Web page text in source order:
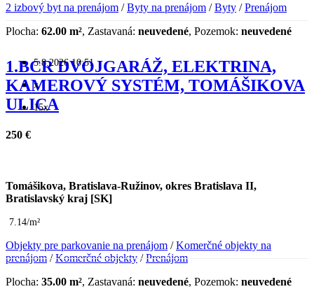
2 izbový byt na prenájom /Byty na prenájom /Byty /Prenájom
Plocha: 62.00 m², Zastavaná: neuvedené, Pozemok: neuvedené
5.8.2026 10:51
x
15x
1.BCR DVOJGARÁŽ, ELEKTRINA,
KAMEROVÝ SYSTÉM, TOMÁŠIKOVA
ULICA
250 €
Tomášikova, Bratislava-Ružinov, okres Bratislava II,
Bratislavský kraj [SK]
7.14/m²
Objekty pre parkovanie na prenájom /Komerčné objekty na
prenájom /Komerčné objekty /Prenájom
Plocha: 35.00 m², Zastavaná: neuvedené, Pozemok: neuvedené